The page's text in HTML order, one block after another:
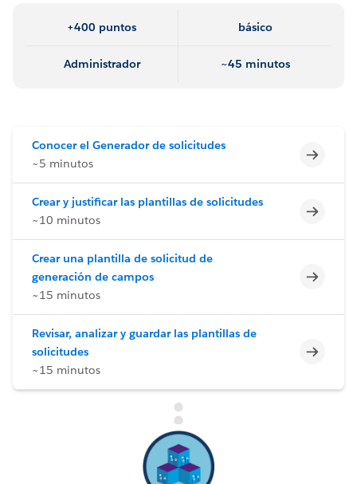
+400 puntos básico
Administrador ~45 minutos
Conocer el Generador de solicitudes
~5 minutos
Crear y justificar las plantillas de solicitudes
~10 minutos
Crear una plantilla de solicitud de
generación de campos
~15 minutos
Revisar, analizar y guardar las plantillas de
solicitudes
~15 minutos